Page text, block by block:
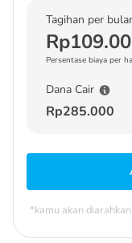
Tagihan per
Persentase biaya per
Dana Cair
Rp285.000
*kamu akan